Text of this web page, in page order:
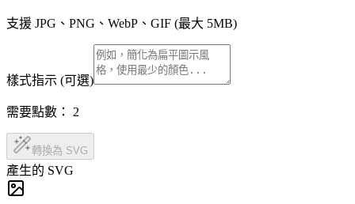
支援 JPG、PNG、WebP、GIF (最大 5MB)
樣式指示 (可選)
需要點數： 2
轉換為 SVG
產生的 SVG